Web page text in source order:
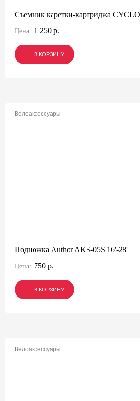
Съемник каретки-картриджа CYCLO
Цена: 1 250 р.
В КОРЗИНУ
В КОРЗИНУ
В КОРЗИНУ
Велоаксессуары
Подножка Author AKS-05S 16'-28'
Цена: 750 р.
В КОРЗИНУ
В КОРЗИНУ
В КОРЗИНУ
Велоаксессуары